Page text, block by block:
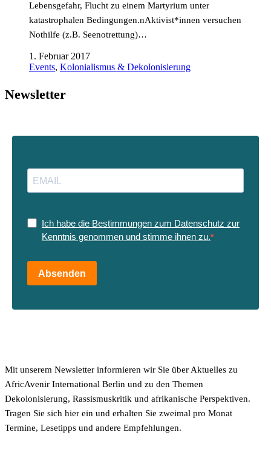
Lebensgefahr, Flucht zu einem Martyrium unter
katastrophalen Bedingungen.nAktivist*innen versuchen
Nothilfe (z.B. Seenotrettung)…
1. Februar 2017
Events, Kolonialismus & Dekolonisierung
Newsletter
Ich habe die Bestimmungen zum Datenschutz zur
Kenntnis genommen und stimme ihnen zu.
Absenden
Mit unserem Newsletter informieren wir Sie über Aktuelles zu
AfricAvenir International Berlin und zu den Themen
Dekolonisierung, Rassismuskritik und afrikanische Perspektiven.
Tragen Sie sich hier ein und erhalten Sie zweimal pro Monat
Termine, Lesetipps und andere Empfehlungen.